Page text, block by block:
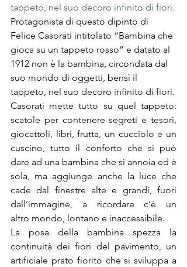
tappeto, nel suo decoro infinito di fiori.
Protagonista di questo dipinto di
Felice Casorati intitolato “Bambina che
gioca su un tappeto rosso” e datato al
1912 non è la bambina, circondata dal
suo mondo di oggetti, bensì il
tappeto, nel suo decoro infinito di fiori.
Casorati mette tutto su quel tappeto:
scatole per contenere segreti e tesori,
giocattoli, libri, frutta, un cucciolo e un
cuscino, tutto il conforto che si può
dare ad una bambina che si annoia ed è
sola, ma aggiunge anche la luce che
cade dal finestre alte e grandi, fuori
dall’immagine, a ricordare c’è un
altro mondo, lontano e inaccessibile.
La posa della bambina spezza la
continuità dei fiori del pavimento, un
artificiale prato fiorito che si sviluppa a